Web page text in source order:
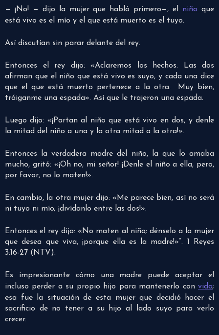
— ¡No! — dijo la mujer que habló primero—, el niñoque
está vivo es el mío y el que está muerto es el tuyo.
Así discutían sin parar delante del rey.
Entonces el rey dijo: «Aclaremos los hechos. Las dos
afirman que el niño que está vivo es suyo, y cada una dice
que el que está muerto pertenece a la otra.
Muy bien,
tráiganme una espada». Así que le trajeron una espada.
Luego dijo: «¡Partan al niño que está vivo en dos, y denle
la mitad del niño a una y la otra mitad a la otra!».
Entonces la verdadera madre del niño, la que lo amaba
mucho, gritó: «¡Oh no, mi señor! ¡Denle el niño a ella, pero,
por favor, no lo maten!».
En cambio, la otra mujer dijo: «Me parece bien, así no será
ni tuyo ni mío; ¡divídanlo entre las dos!».
Entonces el rey dijo: «No maten al niño; dénselo a la mujer
que desea que viva, ¡porque ella es la madre!»”. 1 Reyes
3:16-27 (NTV).
Es impresionante cómo una madre puede aceptar el
incluso perder a su propio hijo para mantenerlo con vida;
esa fue la situación de esta mujer que decidió hacer el
sacrificio de no tener a su hijo al lado suyo para verlo
crecer.